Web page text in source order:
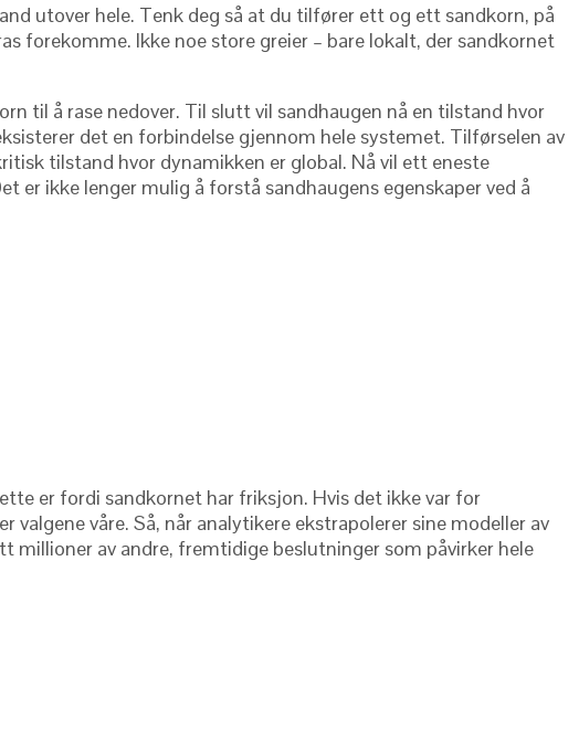
utover hele. Tenk deg så at du tilfører ett og ett sandkorn, på
forekomme. Ikke noe store greier – bare lokalt, der sandkornet
til å rase nedover. Til slutt vil sandhaugen nå en tilstand hvor
det en forbindelse gjennom hele systemet. Tilførselen av
tilstand hvor dynamikken er global. Nå vil ett eneste
ikke lenger mulig å forstå sandhaugens egenskaper ved å
er fordi sandkornet har friksjon. Hvis det ikke var for
våre. Så, når analytikere ekstrapolerer sine modeller av
av andre, fremtidige beslutninger som påvirker hele